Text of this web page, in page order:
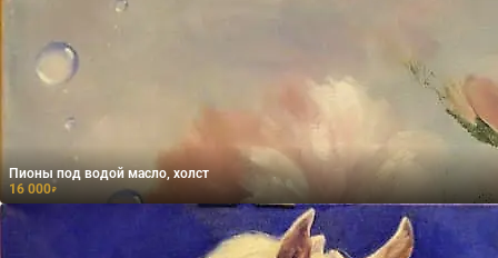
Пионы под водой масло, холст
16 000₽